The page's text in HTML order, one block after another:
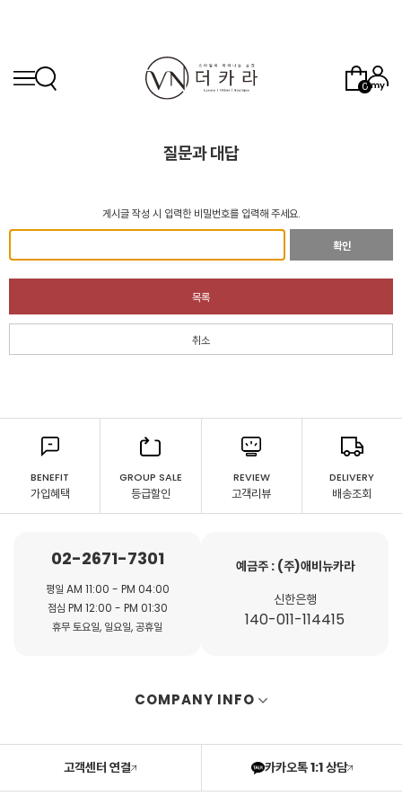
0
질문과 대답
게시글 작성 시 입력한 비밀번호를 입력해 주세요.
확인
목록
취소
BENEFIT
가입혜택
GROUP SALE
등급할인
REVIEW
고객리뷰
DELIVERY
배송조회
02-2671-7301
평일 AM 11:00 - PM 04:00
점심 PM 12:00 - PM 01:30
휴무 토요일, 일요일, 공휴일
예금주 : (주)애비뉴카라
신한은행
140-011-114415
COMPANY INFO
고객센터 연결 카카오톡 1:1 상담